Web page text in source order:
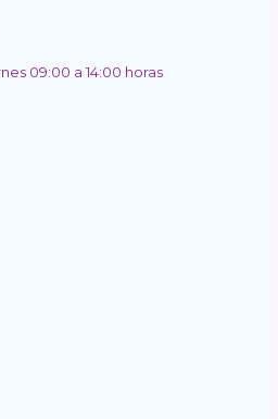
09:00 a 14:00 horas